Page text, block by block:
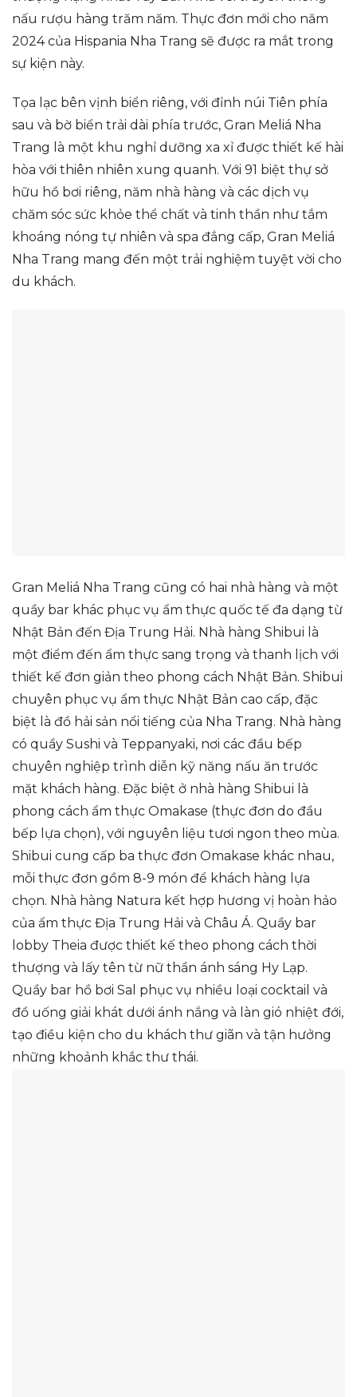
nấu rượu hàng trăm năm. Thực đơn mới cho năm
2024 của Hispania Nha Trang sẽ được ra mắt trong
sự kiện này.
Tọa lạc bên vịnh biển riêng, với đỉnh núi Tiên phía
sau và bờ biển trải dài phía trước, Gran Meliá Nha
Trang là một khu nghỉ dưỡng xa xỉ được thiết kế hài
hòa với thiên nhiên xung quanh. Với 91 biệt thự sở
hữu hồ bơi riêng, năm nhà hàng và các dịch vụ
chăm sóc sức khỏe thể chất và tinh thần như tắm
khoáng nóng tự nhiên và spa đẳng cấp, Gran Meliá
Nha Trang mang đến một trải nghiệm tuyệt vời cho
du khách.
Gran Meliá Nha Trang cũng có hai nhà hàng và một
quầy bar khác phục vụ ẩm thực quốc tế đa dạng từ
Nhật Bản đến Địa Trung Hải. Nhà hàng Shibui là
một điểm đến ẩm thực sang trọng và thanh lịch với
thiết kế đơn giản theo phong cách Nhật Bản. Shibui
chuyên phục vụ ẩm thực Nhật Bản cao cấp, đặc
biệt là đồ hải sản nổi tiếng của Nha Trang. Nhà hàng
có quầy Sushi và Teppanyaki, nơi các đầu bếp
chuyên nghiệp trình diễn kỹ năng nấu ăn trước
mặt khách hàng. Đặc biệt ở nhà hàng Shibui là
phong cách ẩm thực Omakase (thực đơn do đầu
bếp lựa chọn), với nguyên liệu tươi ngon theo mùa.
Shibui cung cấp ba thực đơn Omakase khác nhau,
mỗi thực đơn gồm 8-9 món để khách hàng lựa
chọn. Nhà hàng Natura kết hợp hương vị hoàn hảo
của ẩm thực Địa Trung Hải và Châu Á. Quầy bar
lobby Theia được thiết kế theo phong cách thời
thượng và lấy tên từ nữ thần ánh sáng Hy Lạp.
Quầy bar hồ bơi Sal phục vụ nhiều loại cocktail và
đồ uống giải khát dưới ánh nắng và làn gió nhiệt đới,
tạo điều kiện cho du khách thư giãn và tận hưởng
những khoảnh khắc thư thái.